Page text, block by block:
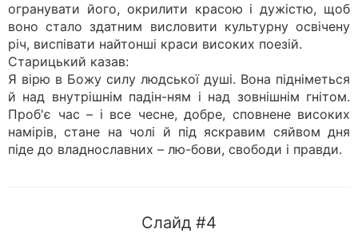
огранувати його, окрилити красою і дужістю, щоб
воно стало здатним висловити культурну освічену
річ, виспівати найтонші краси високих поезій.
Старицький казав:
Я вірю в Божу силу людської душі. Вона підніметься
й над внутрішнім падін-ням і над зовнішнім гнітом.
Проб'є час – і все чесне, добре, сповнене високих
намірів, стане на чолі й під яскравим сяйвом дня
піде до владнославних – лю-бови, свободи і правди.
Слайд #4